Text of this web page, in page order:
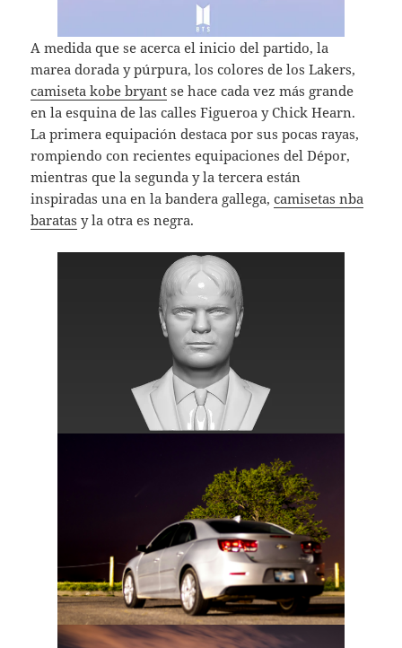
A medida que se acerca el inicio del partido, la
marea dorada y púrpura, los colores de los Lakers,
camiseta kobe bryant se hace cada vez más grande
en la esquina de las calles Figueroa y Chick Hearn.
La primera equipación destaca por sus pocas rayas,
rompiendo con recientes equipaciones del Dépor,
mientras que la segunda y la tercera están
inspiradas una en la bandera gallega,camisetas nba
baratas y la otra es negra.